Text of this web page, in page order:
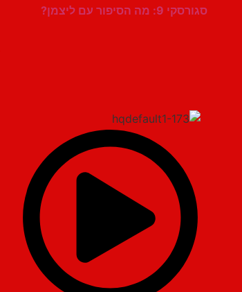
סגורסקי 9: מה הסיפור עם ליצמן?